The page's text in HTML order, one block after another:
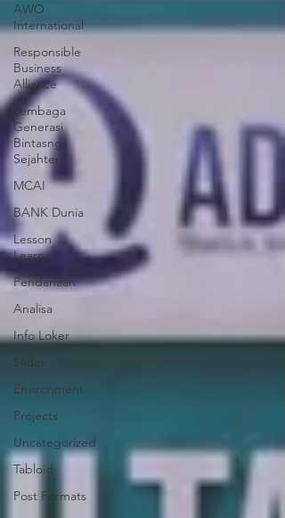
AWO
International
Responsible
Business
Alliance
Lembaga
Generasi
Bintasng
Sejahtera
MCAI
BANK Dunia
Lesson
Learned
Pendanaan
Analisa
Info Loker
Slider
Environment
Projects
Uncategorized
Tabloid
Post Formats